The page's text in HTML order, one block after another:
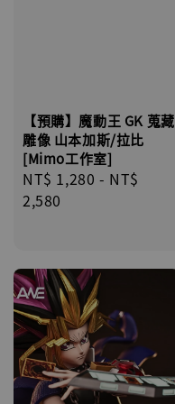
【預購】魔動王 GK 蒐藏
雕像 山本加斯/拉比
[Mimo工作室]
Regular
price
NT$ 1,280 - NT$
2,580